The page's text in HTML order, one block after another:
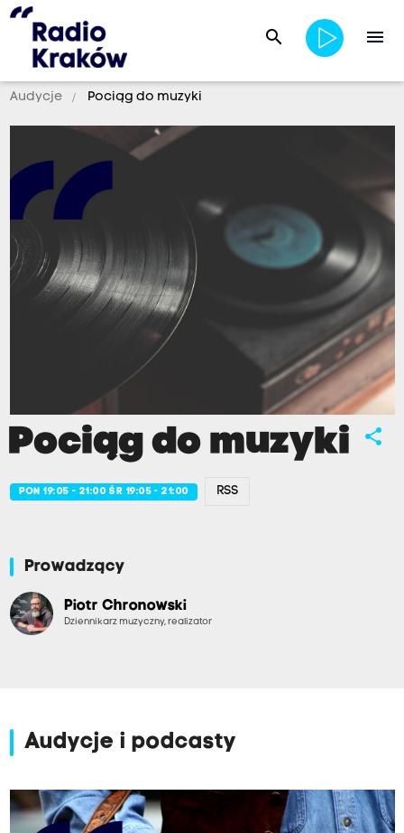
search menu
Audycje Pociąg do muzyki
share
Pociąg do muzyki
PON 19:05 - 21:00 ŚR 19:05 - 21:00 RSS
Prowadzący
Piotr Chronowski
Dziennikarz muzyczny, realizator
Audycje i podcasty